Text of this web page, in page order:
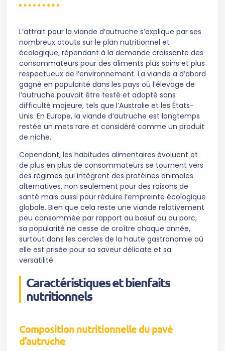
L’attrait pour la viande d’autruche s’explique par ses
nombreux atouts sur le plan nutritionnel et
écologique, répondant à la demande croissante des
consommateurs pour des aliments plus sains et plus
respectueux de l’environnement. La viande a d’abord
gagné en popularité dans les pays où l’élevage de
l’autruche pouvait être testé et adopté sans
difficulté majeure, tels que l’Australie et les États-
Unis. En Europe, la viande d’autruche est longtemps
restée un mets rare et considéré comme un produit
de niche.
Cependant, les habitudes alimentaires évoluent et
de plus en plus de consommateurs se tournent vers
des régimes qui intègrent des protéines animales
alternatives, non seulement pour des raisons de
santé mais aussi pour réduire l’empreinte écologique
globale. Bien que cela reste une viande relativement
peu consommée par rapport au bœuf ou au porc,
sa popularité ne cesse de croître chaque année,
surtout dans les cercles de la haute gastronomie où
elle est prisée pour sa saveur délicate et sa
versatilité.
Caractéristiques et bienfaits
nutritionnels
Composition nutritionnelle du pavé
d’autruche